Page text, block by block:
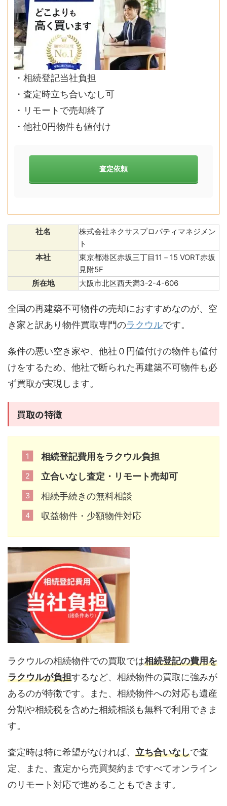
・相続登記当社負担
・査定時立ち合いなし可
・リモートで売却終了
・他社0円物件も値付け
査定依頼
社名
株式会社ネクサスプロパティマネジメン
ト
本社
東京都港区赤坂三丁目11－15 VORT赤坂
見附5F
所在地
大阪市北区西天満3-2-4-606
全国の再建築不可物件の売却におすすめなのが、空
き家と訳あり物件買取専門のラクウルです。
条件の悪い空き家や、他社０円値付けの物件も値付
けをするため、他社で断られた再建築不可物件も必
ず買取が実現します。
買取の特徴
相続登記費用をラクウル負担
立合いなし査定・リモート売却可
相続手続きの無料相談
収益物件・少額物件対応
ラクウルの相続物件での買取では相続登記の費用を
ラクウルが負担するなど、相続物件の買取に強みが
あるのが特徴です。また、相続物件への対応も遺産
分割や相続税を含めた相続相談も無料で利用できま
す。
査定時は特に希望がなければ、 立ち合いなしで査
定、また、査定から売買契約まですべてオンライン
のリモート対応で進めることもできます。